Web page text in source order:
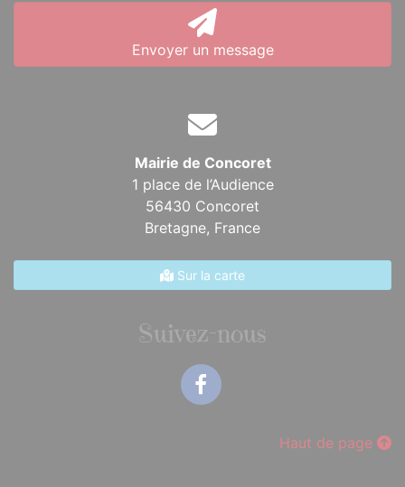
Envoyer un message
Mairie de Concoret
1 place de l’Audience
56430 Concoret
Bretagne, France
Sur la carte
Suivez-nous
Haut de page